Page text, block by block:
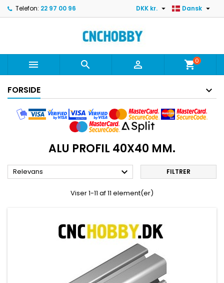
Telefon: 22 97 00 96 Dansk 
DKK kr. 
   shopping_cart0
FORSIDE
ALU PROFIL 40X40 MM.
Relevans  FILTRER
Viser 1-11 af 11 element(er)